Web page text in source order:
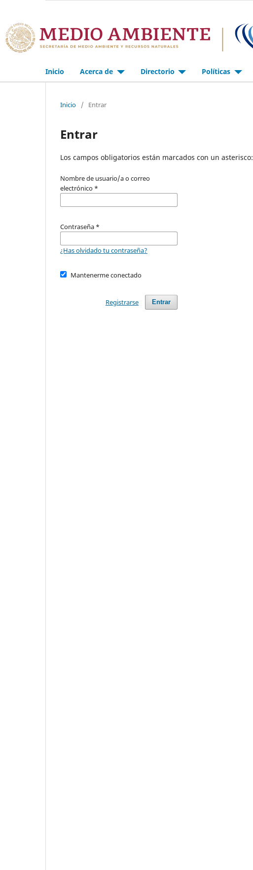
Inicio Acerca de Directorio Políticas
Inicio / Entrar
Entrar
Los campos obligatorios están marcados con un asterisco:
Nombre de usuario/a o correo
electrónico *
Contraseña *
¿Has olvidado tu contraseña?
Mantenerme conectado
Entrar
Registrarse